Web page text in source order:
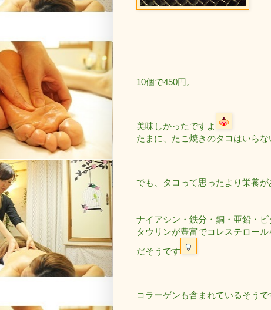
10個で450円。
美味しかったですよ
たまに、たこ焼きのタコはいらな
でも、タコって思ったより栄養が
ナイアシン・鉄分・銅・亜鉛・
タウリンが豊富でコレステロー
だそうです
コラーゲンも含まれているそうで